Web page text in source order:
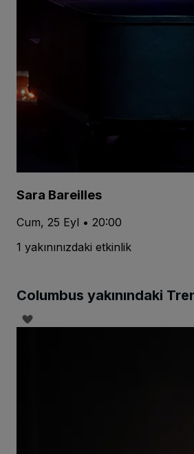
Sara Bareilles
Cum, 25 Eyl • 20:00
1 yakınınızdaki etkinlik
Columbus yakınındaki